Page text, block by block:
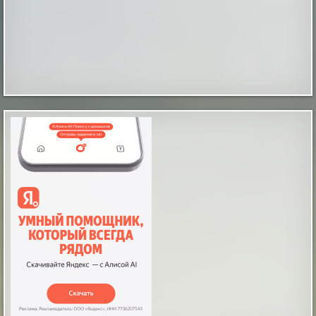
нервы
Раскладные напольные сушилки, десятилетиями
загромождавшие квартиры, постепенно исчезают из
обихода. Привычка развешивать мокрое бельё в
жилых комнатах не только портит интерьер, но и
провоцирует рост влажности, что ведет к
появлению затхлого запаха и плесени. На смену им
пришли сушильные машины — устройства,
способные подготовить вещи к носке з...
pravda.ru
В Армении открыли один из самых больших